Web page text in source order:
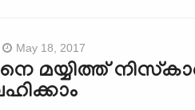
May 18, 2017
മയ്യിത്ത്